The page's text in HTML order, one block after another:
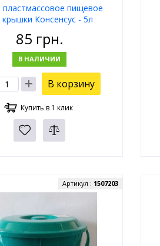
пластмассовое пищевое
крышки Консенсус - 5л
85 грн.
В НАЛИЧИИ
В корзину
Купить в 1 клик
Артикул : 1507203